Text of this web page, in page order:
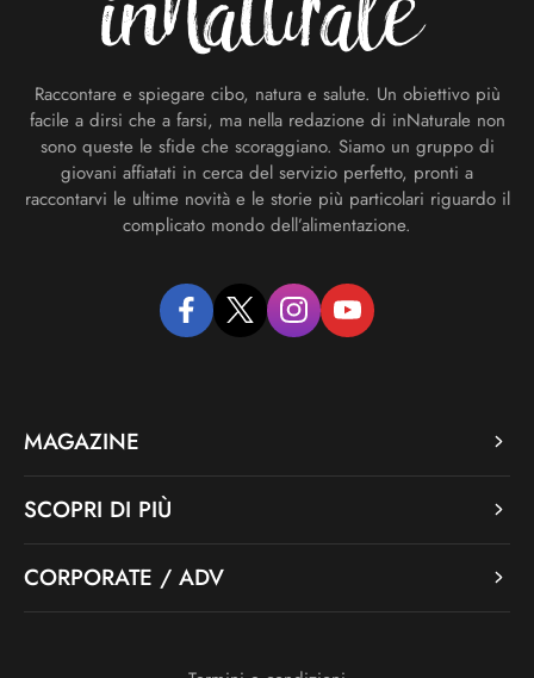
Raccontare e spiegare cibo, natura e salute. Un obiettivo più
facile a dirsi che a farsi, ma nella redazione di inNaturale non
sono queste le sfide che scoraggiano. Siamo un gruppo di
giovani affiatati in cerca del servizio perfetto, pronti a
raccontarvi le ultime novità e le storie più particolari riguardo il
complicato mondo dell’alimentazione.
facebooktwitter instagramyoutube
MAGAZINE
SCOPRI DI PIÙ
CORPORATE / ADV